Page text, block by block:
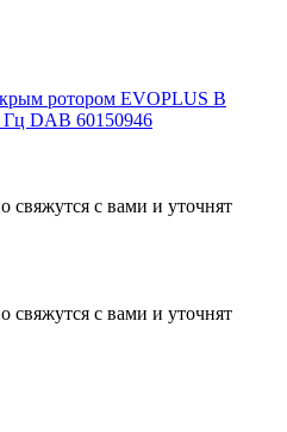
ротором EVOPLUS B
DAB 60150946
свяжутся с вами и уточнят
свяжутся с вами и уточнят